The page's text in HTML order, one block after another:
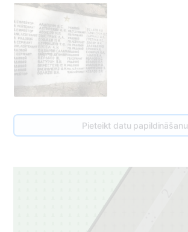
Pieteikt datu papildināšanu
3